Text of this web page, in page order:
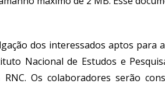
dos interessados aptos para
Nacional de Estudos e
Os colaboradores serão